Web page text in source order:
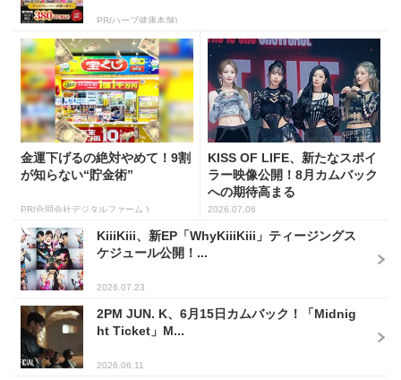
PR(ハーブ健康本舗)
金運下げるの絶対やめて！9割
が知らない“貯金術”
PR(合同会社デジタルファーム )
KISS OF LIFE、新たなスポイ
ラー映像公開！8月カムバック
への期待高まる
2026.07.06
KiiiKiii、新EP「WhyKiiiKiii」ティージングス
ケジュール公開！...
2026.07.23
2PM JUN. K、6月15日カムバック！「Midnig
ht Ticket」M...
2026.06.11